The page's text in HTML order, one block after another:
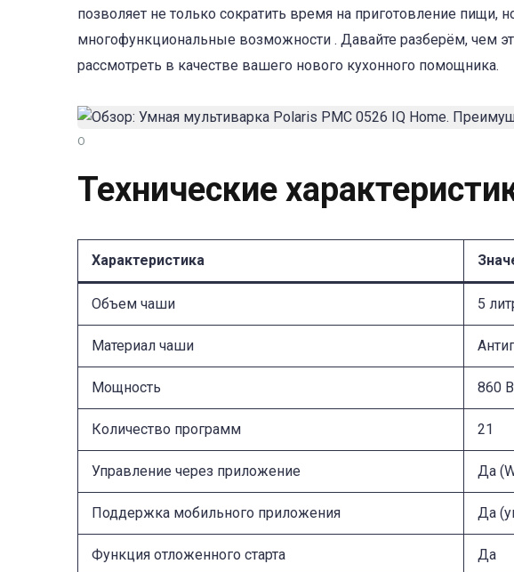
позволяет не только сократить время на приготовление пищи,
многофункциональные возможности . Давайте разберём, чем
рассмотреть в качестве вашего нового кухонного помощника.
О
Технические
Характеристика
Объем чаши 5
Материал чаши
Мощность 860
Количество программ 21
Управление через приложение Да
Поддержка мобильного приложения Да
Функция отложенного старта Да